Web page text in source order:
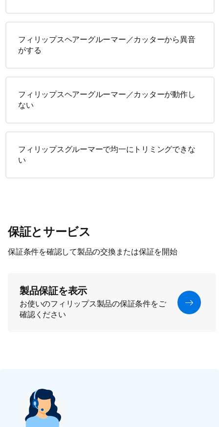
フィリップスヘアーグルーマー／カッターから異音
がする
フィリップスヘアーグルーマー／カッターが動作し
ない
フィリップスグルーマーで均一にトリミングできな
い
保証とサービス
保証条件を確認して製品の交換または保証を開始
製品保証を表示
お使いのフィリップス製品の保証条件をご
確認ください